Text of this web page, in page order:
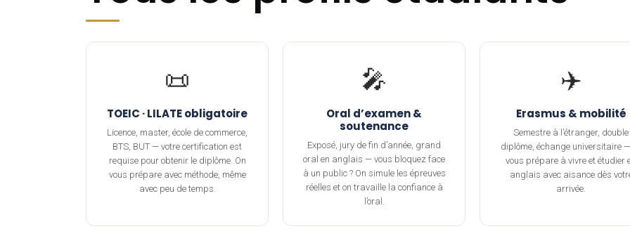
📜
TOEIC · LILATE obligatoire
Licence, master, école de commerce,
BTS, BUT — votre certification est
requise pour obtenir le diplôme. On
vous prépare avec méthode, même
avec peu de temps.
🎤
Oral d’examen &
soutenance
Exposé, jury de fin d’année, grand
oral en anglais — vous bloquez face
à un public ? On simule les épreuves
réelles et on travaille la confiance à
l’oral.
✈️
Erasmus & mobilité
Semestre à l’étranger, double
diplôme, échange universitaire
vous prépare à vivre et étudier
anglais avec aisance dès
arrivée.